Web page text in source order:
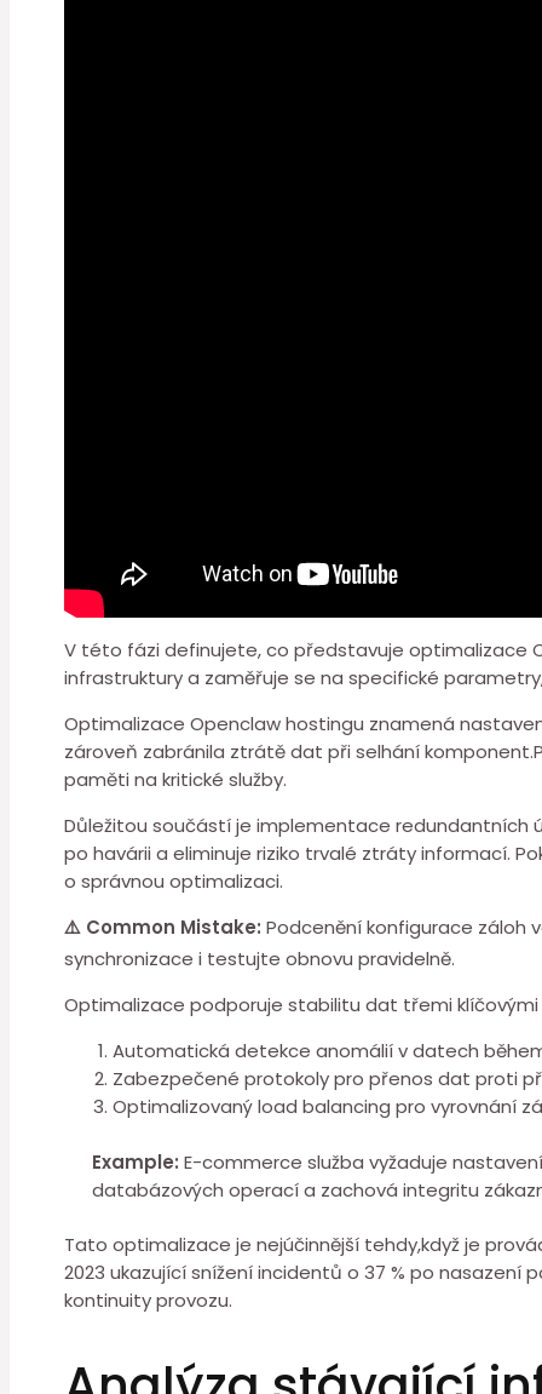
V této fázi definujete, co představuje optimalizace
infrastruktury a zaměřuje se na specifické
Optimalizace Openclaw hostingu znamená
zároveň zabránila ztrátě dat při ⁣selhání
paměti na kritické⁤ služby.
Důležitou součástí je implementace redundantních
po havárii a eliminuje riziko trvalé⁣ ztráty informací.
o správnou optimalizaci.
⚠️ Common Mistake: Podcenění konfigurace záloh
synchronizace i testujte obnovu pravidelně.
Optimalizace podporuje stabilitu ⁢dat třemi ⁢klíčovými
Automatická detekce anomálií⁤ v ⁣datech
Zabezpečené ⁤protokoly pro přenos dat proti
Optimalizovaný load balancing pro vyrovnání
Example: E-commerce služba vyžaduje
⁤databázových operací a ⁢zachová integritu
Tato optimalizace je nejúčinnější tehdy,když je
2023 ukazující snížení incidentů o 37 % po⁢
kontinuity provozu.